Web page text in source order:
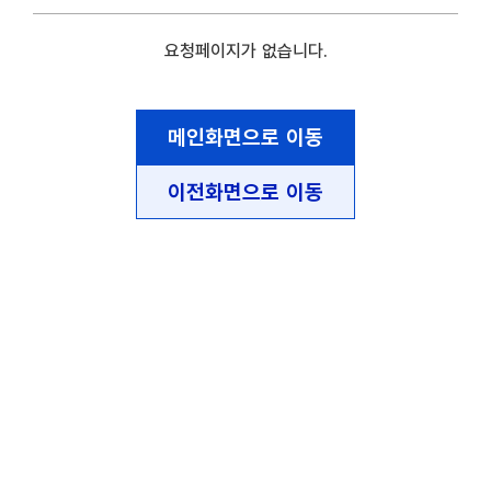
요청페이지가 없습니다.
메인화면으로 이동
이전화면으로 이동